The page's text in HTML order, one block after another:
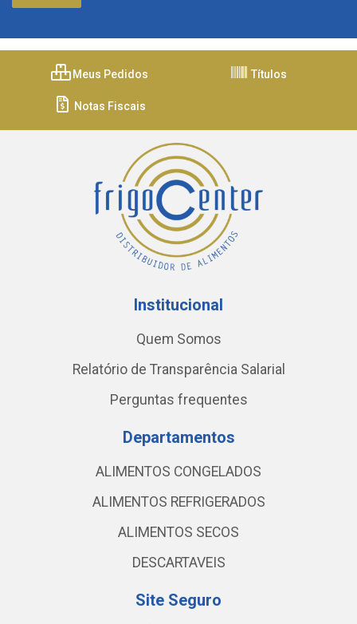
Meus Pedidos Títulos
Notas Fiscais
Institucional
Quem Somos
Relatório de Transparência Salarial
Perguntas frequentes
Departamentos
ALIMENTOS CONGELADOS
ALIMENTOS REFRIGERADOS
ALIMENTOS SECOS
DESCARTAVEIS
Site Seguro